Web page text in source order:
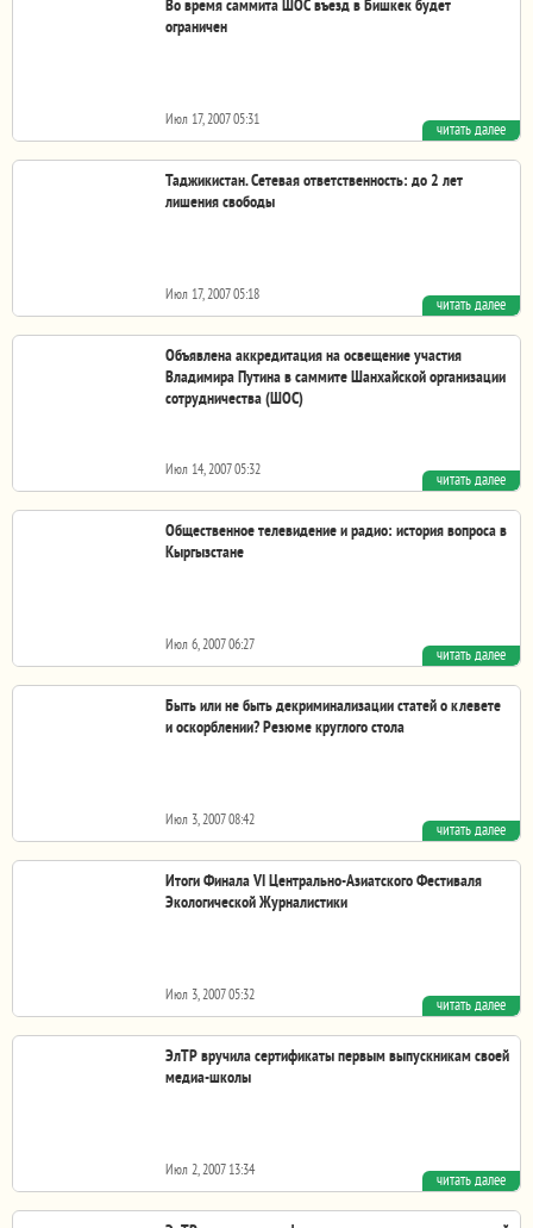
Во время саммита ШОС въезд в Бишкек будет
ограничен
Июл 17, 2007 05:31
Во время проведения саммита глав государств ШОС в
Кыргызстане ограничат посещение Бишкека. Об этом...
читать далее
Таджикистан. Сетевая ответственность: до 2 лет
лишения свободы
Июл 17, 2007 05:18
Отныне намеренное распространение заведомо ложных,
клеветнических, оскорбительных сведений, а...
читать далее
Объявлена аккредитация на освещение участия
Владимира Путина в cаммите Шанхайской организации
сотрудничества (ШОС)
Июл 14, 2007 05:32
Департамент аккредитации и брифингов Управления
пресс-службы и информации Президента Российской...
читать далее
Общественное телевидение и радио: история вопроса в
Кыргызстане
Июл 6, 2007 06:27
Отчет предоставляет краткий обзор становления
законодательных основ по созданию Общественного...
читать далее
Быть или не быть декриминализации статей о клевете
и оскорблении? Резюме круглого стола
Июл 3, 2007 08:42
читать далее
Итоги Финала VI Центрально-Азиатского Фестиваля
Экологической Журналистики
Июл 3, 2007 05:32
С декабря 2006 года по 20 апреля 2007 года продолжался
сбор работ на конкурс VI...
читать далее
ЭлТР вручила сертификаты первым выпускникам своей
медиа-школы
Июл 2, 2007 13:34
Общественная телерадиокомпания Кыргызской
Республики «ЭлТР» (ОТРК КР «ЭлТР») вручила
читать далее